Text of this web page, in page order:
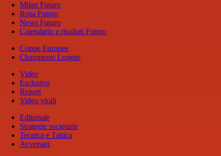
Milan Futuro
Rosa Futuro
News Futuro
Calendario e risultati Futuro
Coppe Europee
Champions League
Video
Esclusivo
Report
Video virali
Editoriale
Strategie societarie
Tecnica e Tattica
Avversari